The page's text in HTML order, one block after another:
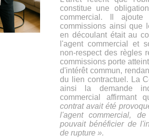
constitue une
commercial. Il
commissions ainsi que
en découlant était au
l'agent commercial et
non-respect des règles
commissions porte
d'intérêt commun,
du lien contractuel. La
ainsi la demande
commercial affirmant
contrat avait été
l'agent commercial,
pouvait bénéficier de
de rupture ».